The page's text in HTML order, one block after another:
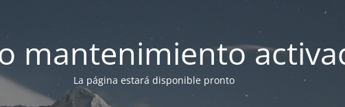
mantenimiento
La página estará disponible pronto